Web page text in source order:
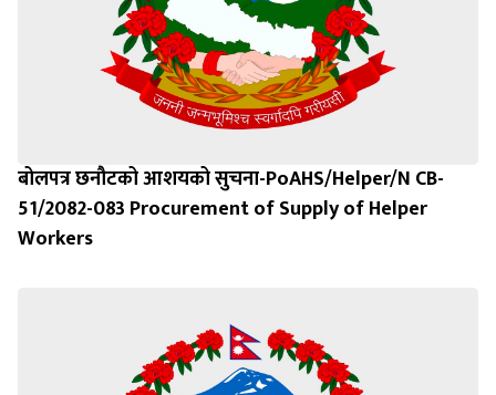
बोलपत्र छनौटको आशयको सुचना-PoAHS/Helper/N CB-
51/2082-083 Procurement of Supply of Helper
Workers